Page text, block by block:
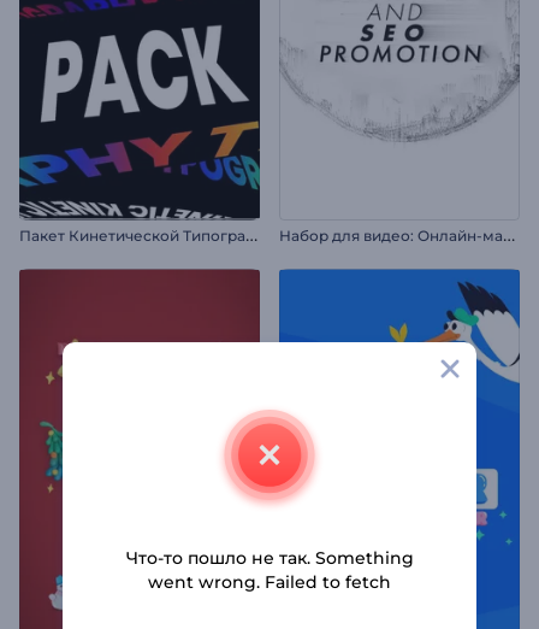
П
акет Кинетической Типографики Н
абор для видео: Онлайн-маркетинг и SEO
Что-то пошло не так. Something
went wrong. Failed to fetch